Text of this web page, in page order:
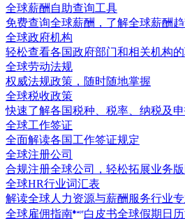
全球薪酬自助查询工具
免费查询全球薪酬，了解全球薪酬
全球政府机构
轻松查看各国政府部门和相关机构
全球劳动法规
权威法规政策，随时随地掌握
全球税收政策
快速了解各国税种、税率、纳税及
全球工作签证
全面解读各国工作签证规定
全球注册公司
合规注册全球公司，轻松拓展业务版
全球HR行业词汇表
解读全球人力资源与薪酬服务行业
全球雇佣指南
白皮书全球假期日历